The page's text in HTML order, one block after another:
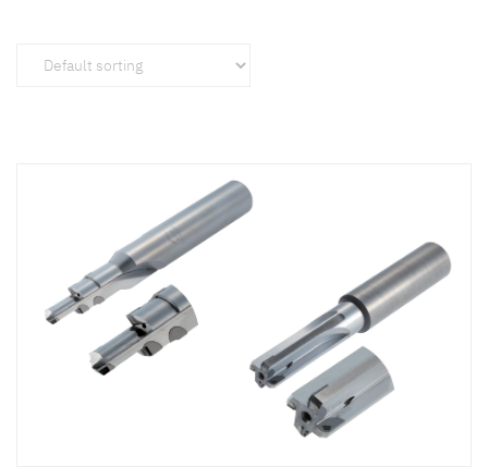
สินค้าที่สนใจ :
รายละเอียดเพิ่มเติม :